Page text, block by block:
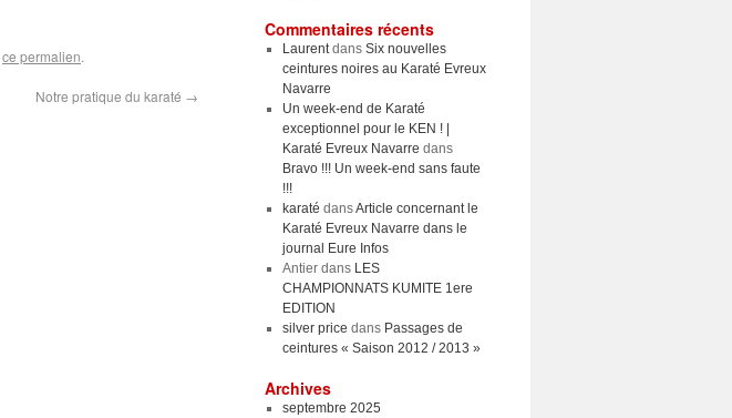
ce permalien.
Notre pratique du karaté →
Commentaires récents
Laurentdans Six nouvelles
ceintures noires au Karaté Evreux
Navarre
Un week-end de Karaté
exceptionnel pour le KEN ! |
Karaté Evreux Navarre dans
Bravo !!! Un week-end sans faute
!!!
karaté dansArticle concernant le
Karaté Evreux Navarre dans le
journal Eure Infos
Antierdans LES
CHAMPIONNATS KUMITE 1ere
EDITION
silver price dans Passages de
ceintures « Saison 2012 / 2013 »
Archives
septembre 2025